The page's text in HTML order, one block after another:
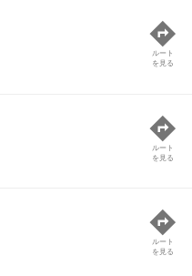
ルート
を見る
ルート
を見る
ルート
を見る